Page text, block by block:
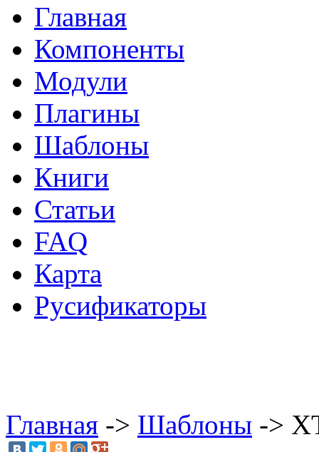
Главная
Компоненты
Модули
Плагины
Шаблоны
Книги
Статьи
FAQ
Карта
Русификаторы
Главная -> Шаблоны ->